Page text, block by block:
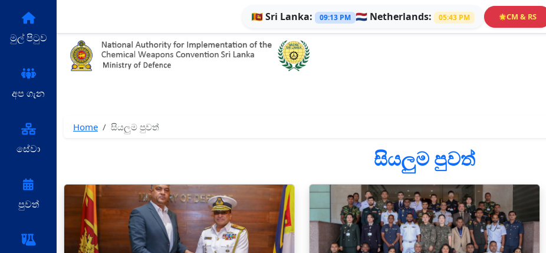
මුල් පිටුව
අප ගැන
සේවා
පුවත්
🇱🇰Sri Lanka: 09:13 PM 🇳🇱 Netherlands: 05:43 PM 🌟CM & RS
Home සියලුම පුවත්
සියලුම පුවත්